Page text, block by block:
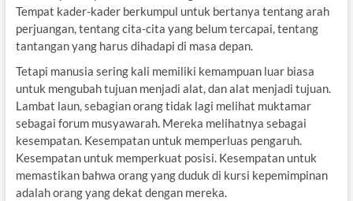
Tempat kader-kader berkumpul untuk bertanya tentang arah
perjuangan, tentang cita-cita yang belum tercapai, tentang
tantangan yang harus dihadapi di masa depan.
Tetapi manusia sering kali memiliki kemampuan luar biasa
untuk mengubah tujuan menjadi alat, dan alat menjadi tujuan.
Lambat laun, sebagian orang tidak lagi melihat muktamar
sebagai forum musyawarah. Mereka melihatnya sebagai
kesempatan. Kesempatan untuk memperluas pengaruh.
Kesempatan untuk memperkuat posisi. Kesempatan untuk
memastikan bahwa orang yang duduk di kursi kepemimpinan
adalah orang yang dekat dengan mereka.